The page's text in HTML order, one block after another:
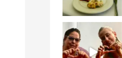
¡Qué desayuno tan
increíble en
@LasQuinceLetras!...
28 3